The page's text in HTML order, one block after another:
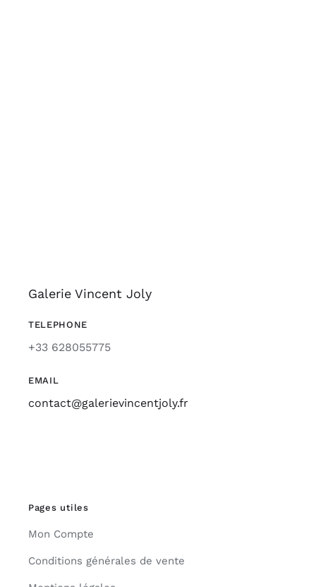
Galerie Vincent Joly
TELEPHONE
+33 628055775
EMAIL
contact@galerievincentjoly.fr
Pages utiles
Mon Compte
Conditions générales de vente